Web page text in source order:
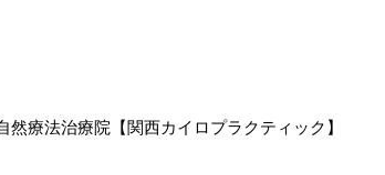
療法治療院【関西カイロプラクティック】